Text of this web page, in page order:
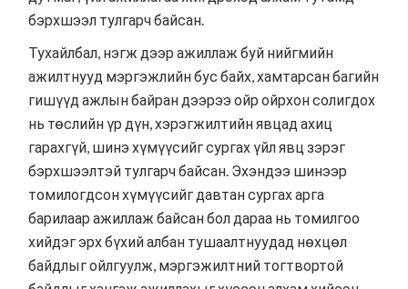
бэрхшээл тулгарч байсан.
Тухайлбал, нэгж дээр ажиллаж буй нийгмийн
ажилтнууд мэргэжлийн бус байх, хамтарсан багийн
гишүүд ажлын байран дээрээ ойр ойрхон солигдох
нь төслийн үр дүн, хэрэгжилтийн явцад ахиц
гарахгүй, шинэ хүмүүсийг сургах үйл явц зэрэг
бэрхшээлтэй тулгарч байсан. Эхэндээ шинээр
томилогдсон хүмүүсийг давтан сургах арга
барилаар ажиллаж байсан бол дараа нь томилгоо
хийдэг эрх бүхий албан тушаалтнуудад нөхцөл
байдлыг ойлгуулж, мэргэжилтний тогтвортой